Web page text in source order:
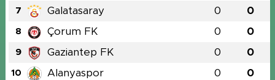
7 Galatasaray 0 0
8 Çorum FK 0 0
9 Gaziantep FK 0 0
10 Alanyaspor 0 0